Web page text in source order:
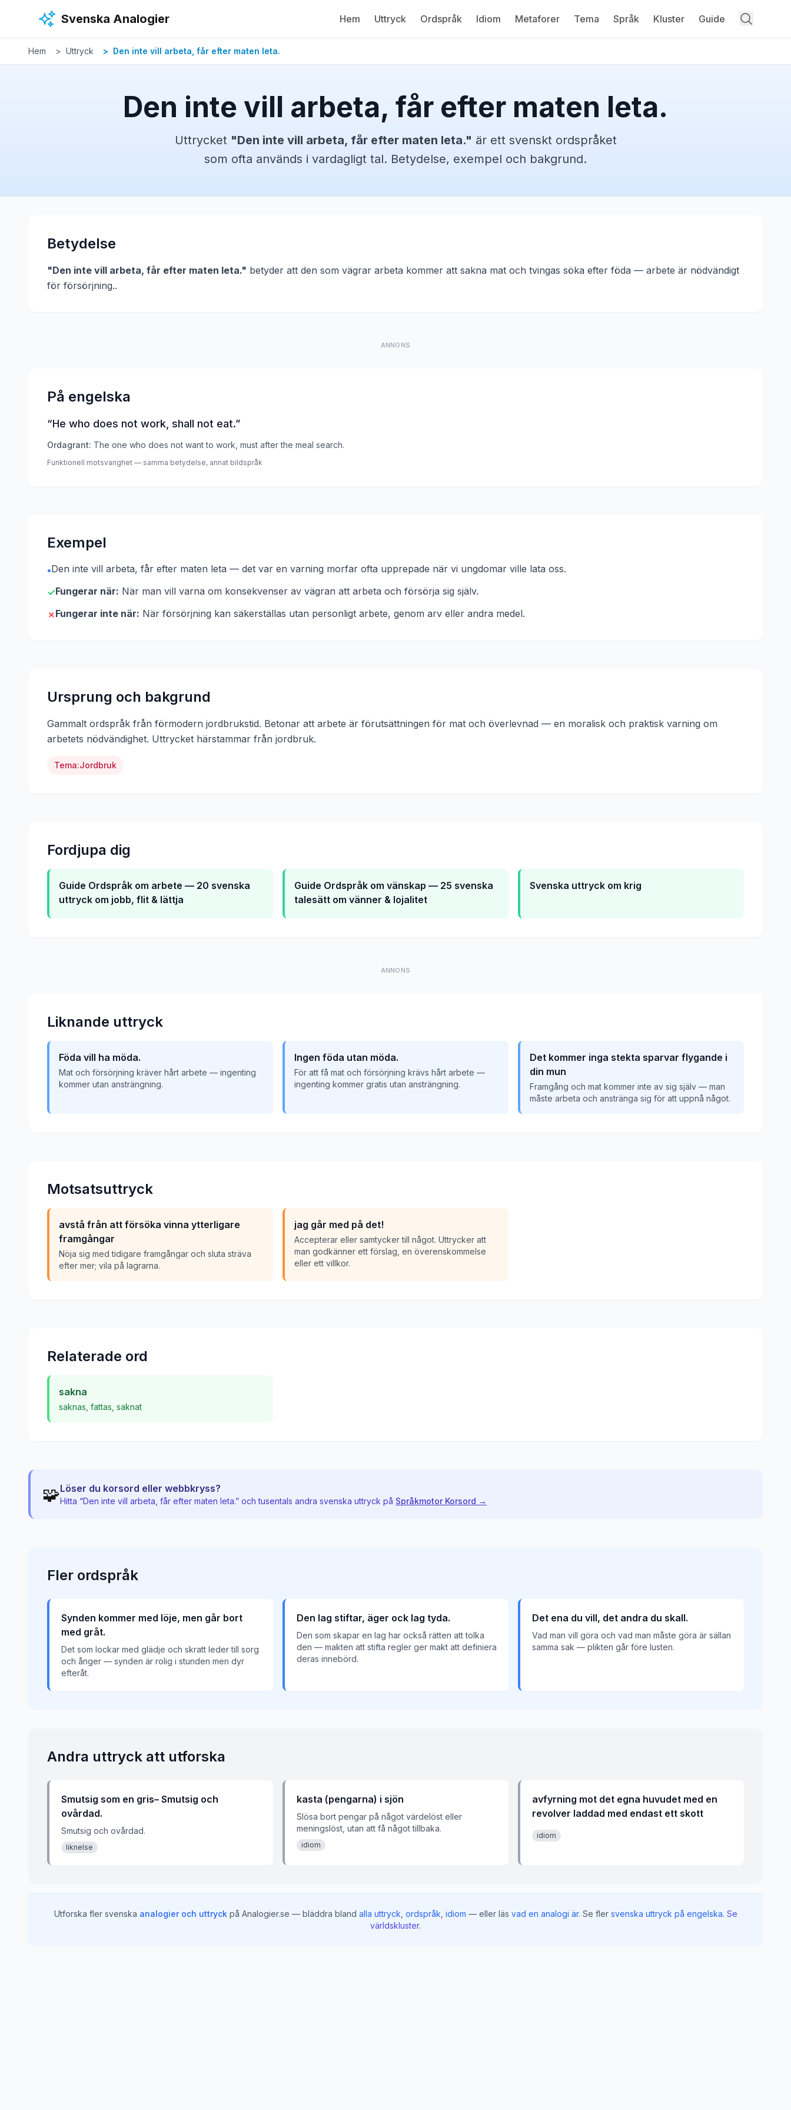
Svenska Analogier Hem Uttryck Ordspråk Idiom Metaforer Tema Språk Kluster Guide
Hem Uttryck Den inte vill arbeta, får efter maten leta.
Den inte vill arbeta, får efter maten leta.
Uttrycket "Den inte vill arbeta, får efter maten leta." är ett svenskt ordspråket
som ofta används i vardagligt tal. Betydelse, exempel och bakgrund.
Betydelse
"Den inte vill arbeta, får efter maten leta." betyder att den som vägrar arbeta kommer att sakna mat och tvingas söka efter föda — arbete är nödvändigt
för försörjning..
ANNONS
På engelska
“He who does not work, shall not eat.”
Ordagrant: The one who does not want to work, must after the meal search.
Funktionell motsvarighet — samma betydelse, annat bildspråk
Exempel
•Den inte vill arbeta, får efter maten leta — det var en varning morfar ofta upprepade när vi ungdomar ville lata oss.
✓Fungerar när: När man vill varna om konsekvenser av vägran att arbeta och försörja sig själv.
✗Fungerar inte när: När försörjning kan säkerställas utan personligt arbete, genom arv eller andra medel.
Ursprung och bakgrund
Gammalt ordspråk från förmodern jordbrukstid. Betonar att arbete är förutsättningen för mat och överlevnad — en moralisk och praktisk varning om
arbetets nödvändighet. Uttrycket härstammar från jordbruk.
Tema:Jordbruk
Fordjupa dig
Guide Ordspråk om arbete — 20 svenska
uttryck om jobb, flit & lättja
Guide Ordspråk om vänskap — 25 svenska
talesätt om vänner & lojalitet
Svenska uttryck om krig
ANNONS
Liknande uttryck
Föda vill ha möda.
Mat och försörjning kräver hårt arbete — ingenting
kommer utan ansträngning.
Ingen föda utan möda.
För att få mat och försörjning krävs hårt arbete —
ingenting kommer gratis utan ansträngning.
Det kommer inga stekta sparvar flygande i
din mun
Framgång och mat kommer inte av sig själv — man
måste arbeta och anstränga sig för att uppnå något.
Motsatsuttryck
avstå från att försöka vinna ytterligare
framgångar
Nöja sig med tidigare framgångar och sluta sträva
efter mer; vila på lagrarna.
jag går med på det!
Accepterar eller samtycker till något. Uttrycker att
man godkänner ett förslag, en överenskommelse
eller ett villkor.
Relaterade ord
sakna
saknas fattas saknat
🧩Löser du korsord eller webbkryss?
Hitta “Den inte vill arbeta, får efter maten leta.” och tusentals andra svenska uttryck på Språkmotor Korsord →
Fler ordspråk
Synden kommer med löje, men går bort
med gråt.
Det som lockar med glädje och skratt leder till sorg
och ånger — synden är rolig i stunden men dyr
efteråt.
Den lag stiftar, äger ock lag tyda.
Den som skapar en lag har också rätten att tolka
den — makten att stifta regler ger makt att definiera
deras innebörd.
Det ena du vill, det andra du skall.
Vad man vill göra och vad man måste göra är sällan
samma sak — plikten går före lusten.
Andra uttryck att utforska
Smutsig som en gris– Smutsig och
ovårdad.
Smutsig och ovårdad.
liknelse
kasta (pengarna) i sjön
Slösa bort pengar på något värdelöst eller
meningslöst, utan att få något tillbaka.
idiom
avfyrning mot det egna huvudet med en
revolver laddad med endast ett skott
idiom
Utforska fler svenska analogier och uttryck på Analogier.se — bläddra bland alla uttryck ordspråk idiom — eller läs vad en analogi är. Se fler svenska uttryck på engelska. Se
världskluster.